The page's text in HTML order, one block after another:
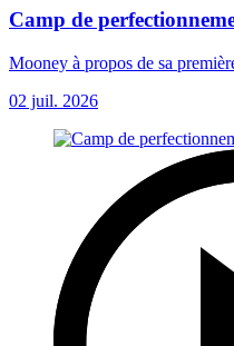
Camp de
Mooney à propos de sa
02 juil. 2026